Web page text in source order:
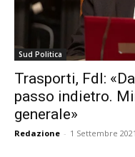
Sud Politica
Trasporti, FdI:
passo indietro.
generale»
Redazione - 1 Settembre 2021